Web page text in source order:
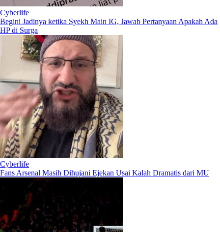
Cyberlife
Begini Jadinya ketika Syekh Main IG, Jawab Pertanyaan Apakah Ada
HP di Surga
Cyberlife
Fans Arsenal Masih Dihujani Ejekan Usai Kalah Dramatis dari MU